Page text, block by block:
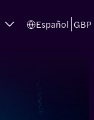
Español GBP